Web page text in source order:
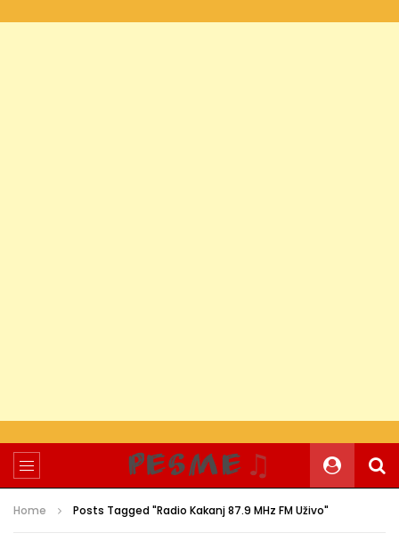
Home Posts Tagged "Radio Kakanj 87.9 MHz FM Uživo"